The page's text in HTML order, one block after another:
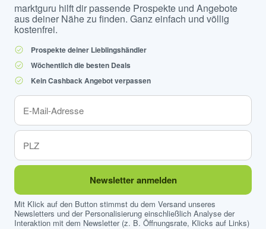
marktguru hilft dir passende Prospekte und Angebote
aus deiner Nähe zu finden. Ganz einfach und völlig
kostenfrei.
Prospekte deiner Lieblingshändler
Wöchentlich die besten Deals
Kein Cashback Angebot verpassen
Newsletter anmelden
Mit Klick auf den Button stimmst du dem Versand unseres
Newsletters und der Personalisierung einschließlich Analyse der
Interaktion mit dem Newsletter (z. B. Öffnungsrate, Klicks auf Links)